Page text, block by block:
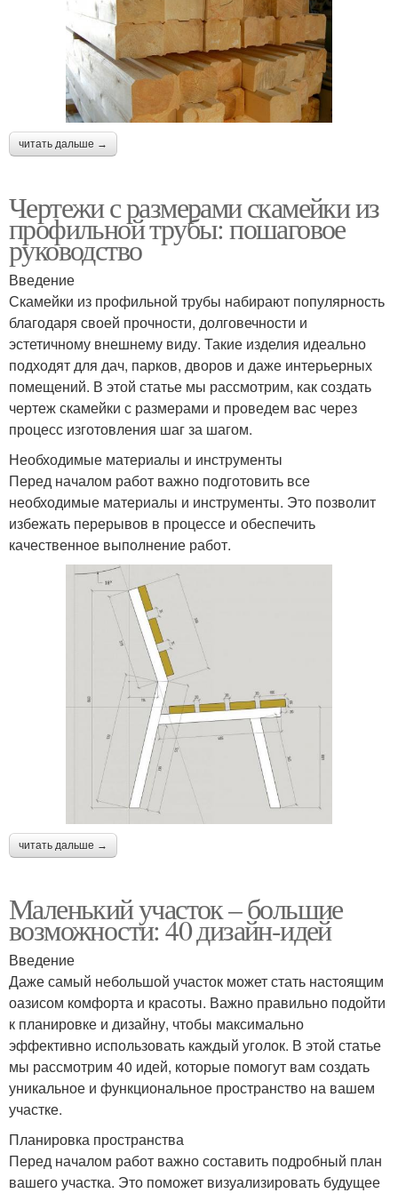
читать дальше →
Чертежи с размерами скамейки из
профильной трубы: пошаговое
руководство
Введение
Скамейки из профильной трубы набирают популярность
благодаря своей прочности, долговечности и
эстетичному внешнему виду. Такие изделия идеально
подходят для дач, парков, дворов и даже интерьерных
помещений. В этой статье мы рассмотрим, как создать
чертеж скамейки с размерами и проведем вас через
процесс изготовления шаг за шагом.
Необходимые материалы и инструменты
Перед началом работ важно подготовить все
необходимые материалы и инструменты. Это позволит
избежать перерывов в процессе и обеспечить
качественное выполнение работ.
читать дальше →
Маленький участок – большие
возможности: 40 дизайн-идей
Введение
Даже самый небольшой участок может стать настоящим
оазисом комфорта и красоты. Важно правильно подойти
к планировке и дизайну, чтобы максимально
эффективно использовать каждый уголок. В этой статье
мы рассмотрим 40 идей, которые помогут вам создать
уникальное и функциональное пространство на вашем
участке.
Планировка пространства
Перед началом работ важно составить подробный план
вашего участка. Это поможет визуализировать будущее